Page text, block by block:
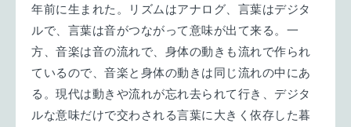
年前に生まれた。リズムはアナログ、言葉はデジタ
ルで、言葉は音がつながって意味が出て来る。一
方、音楽は音の流れで、身体の動きも流れで作られ
ているので、音楽と身体の動きは同じ流れの中にあ
る。現代は動きや流れが忘れ去られて行き、デジタ
ルな意味だけで交わされる言葉に大きく依存した暮